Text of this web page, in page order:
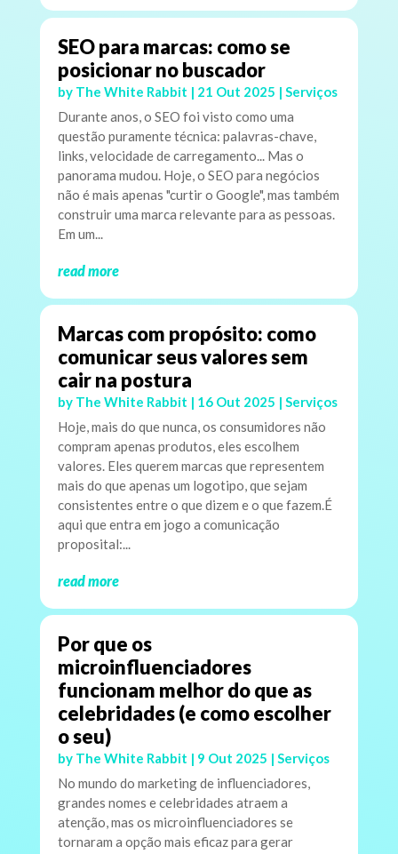
SEO para marcas: como se
posicionar no buscador
by The White Rabbit | 21 Out 2025 | Serviços
Durante anos, o SEO foi visto como uma
questão puramente técnica: palavras-chave,
links, velocidade de carregamento... Mas o
panorama mudou. Hoje, o SEO para negócios
não é mais apenas "curtir o Google", mas também
construir uma marca relevante para as pessoas.
Em um...
read more
Marcas com propósito: como
comunicar seus valores sem
cair na postura
by The White Rabbit | 16 Out 2025 | Serviços
Hoje, mais do que nunca, os consumidores não
compram apenas produtos, eles escolhem
valores. Eles querem marcas que representem
mais do que apenas um logotipo, que sejam
consistentes entre o que dizem e o que fazem.É
aqui que entra em jogo a comunicação
proposital:...
read more
Por que os
microinfluenciadores
funcionam melhor do que as
celebridades (e como escolher
o seu)
by The White Rabbit | 9 Out 2025 | Serviços
No mundo do marketing de influenciadores,
grandes nomes e celebridades atraem a
atenção, mas os microinfluenciadores se
tornaram a opção mais eficaz para gerar